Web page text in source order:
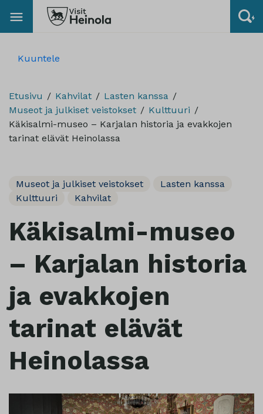
Kuuntele
Etusivu Kahvilat
Lasten kanssa
Museot ja julkiset veistokset
Kulttuuri
Käkisalmi-museo – Karjalan historia ja evakkojen
tarinat elävät Heinolassa
Museot ja julkiset veistokset
Lasten kanssa
Kulttuuri
Kahvilat
Käkisalmi-museo
– Karjalan historia
ja evakkojen
tarinat elävät
Heinolassa